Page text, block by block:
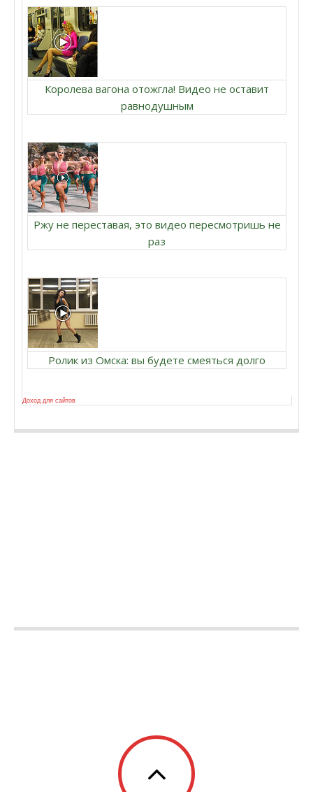
Королева вагона отожгла! Видео не оставит
равнодушным
Ржу не переставая, это видео пересмотришь не
раз
Ролик из Омска: вы будете смеяться долго
Доход для сайтов